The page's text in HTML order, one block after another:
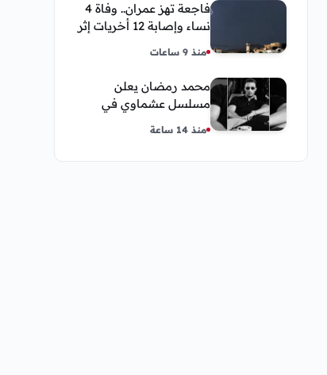
فاجعة تهز عمران.. وفاة 4
نساء وإصابة 12 أخريات إثر
اجتماعية
منذ 9 ساعات
محمد رمضان يعلن
مسلسل عشماوي في
2027
منذ 14 ساعة